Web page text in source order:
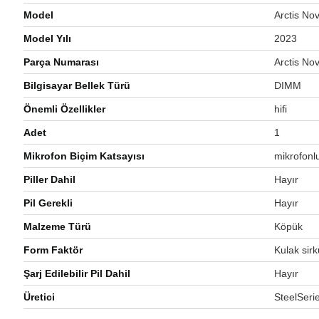
Model ‎Arctis
Model Yılı ‎2023
Parça Numarası ‎Arctis
Bilgisayar Bellek Türü ‎DIMM
Önemli Özellikler ‎hifi
Adet ‎1
Mikrofon Biçim Katsayısı
Piller Dahil ‎Hayır
Pil Gerekli ‎Hayır
Malzeme Türü ‎Köpük
Form Faktör ‎Kulak
Şarj Edilebilir Pil Dahil ‎Hayır
Üretici